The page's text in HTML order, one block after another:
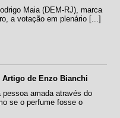
Maia (DEM-RJ), marca
a votação em plenário [...]
Artigo de Enzo Bianchi
pessoa amada através do
se o perfume fosse o